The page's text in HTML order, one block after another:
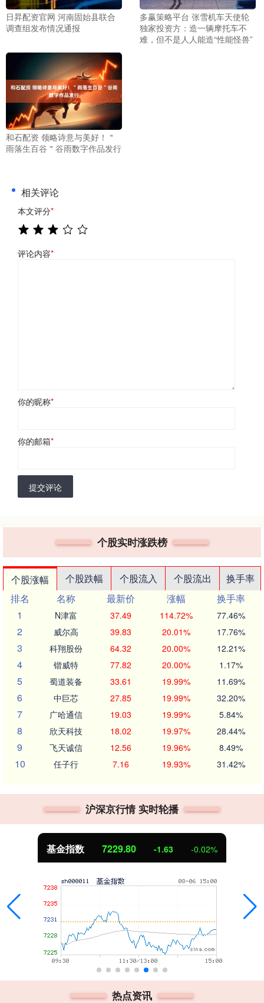
日昇配资官网 河南固始县联合
调查组发布情况通报
多赢策略平台 张雪机车天使轮
独家投资方：造一辆摩托车不
难，但不是人人能造“性能怪兽”
和石配资 领略诗意与美好！＂
雨落生百谷＂谷雨数字作品发行
相关评论
本文评分*
评论内容*
你的昵称*
你的邮箱*
提交评论
个股实时涨跌榜
个股涨幅 个股跌幅 个股流入 个股流出
换手率
排名
名称 最新价 涨幅
换手率
1
N津富 37.49 114.72% 77.46%
2 威尔高 39.83 20.01% 17.76%
3 科翔股份 64.32 20.00% 12.21%
4 锴威特 77.82 20.00% 1.17%
5 蜀道装备 33.61 19.99% 11.69%
6 中巨芯 27.85 19.99% 32.20%
7 广哈通信 19.03 19.99% 5.84%
8 欣天科技 18.02 19.97% 28.44%
9 飞天诚信 12.56 19.96% 8.49%
10 任子行 7.16 19.93% 31.42%
沪深京行情 实时轮播
基金指数 7229.80 -1.63 -0.02%
热点资讯